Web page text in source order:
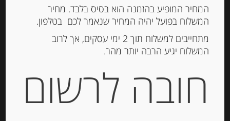
₪38.00
מחיר ל 100 גרם: 9.89 ש"ח
המלאי אזל
מק"ט:
955001684
חמוצים ומוחמצים, מוצרים חדשים,רטבים
המחיר המופיע בהזמנה הוא בסיס בלבד. מחיר
המשלוח בפועל יהיה המחיר שנאמר לכם בטלפון.
מתחייבים למשלוח תוך 2 ימי עסקים, אך לרוב
המשלוח יגיע הרבה יותר מהר.
חובה לרשום